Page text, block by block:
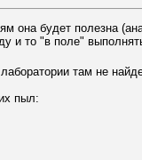
она будет полезна
и то "в поле"
там не
пыл: